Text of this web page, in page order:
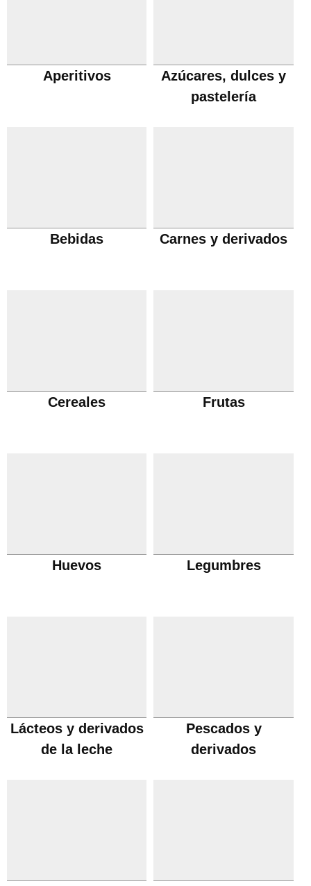
Aperitivos
Azúcares, dulces y
pastelería
Bebidas Carnes y derivados
Cereales Frutas
Huevos Legumbres
Lácteos y derivados
de la leche
Pescados y
derivados